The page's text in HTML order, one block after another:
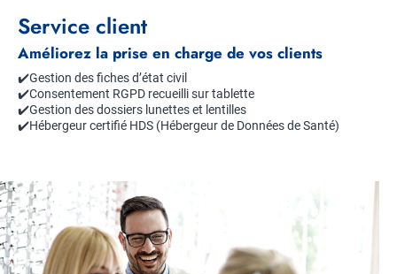
Service client
Améliorez la prise en charge de vos clients
✔️Gestion des fiches d’état civil
✔️Consentement RGPD recueilli sur tablette
✔️Gestion des dossiers lunettes et lentilles
✔️Hébergeur certifié HDS (Hébergeur de Données de Santé)